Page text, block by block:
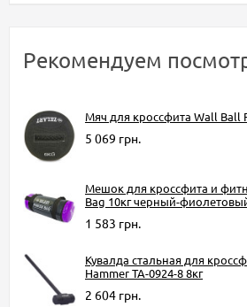
Рекомендуем
Мяч для кроссфита Wall Ball
5 069 грн.
Мешок для кроссфита и
Bag 10кг черный-
1 583 грн.
Кувалда стальная для
Hammer TA-0924-8 8кг
2 604 грн.